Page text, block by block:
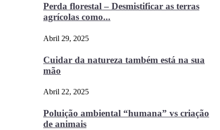
Perda florestal – Desmistificar as terras
agrícolas como...
Abril 29, 2025
Cuidar da natureza também está na sua
mão
Abril 22, 2025
Poluição ambiental “humana” vs criação
de animais